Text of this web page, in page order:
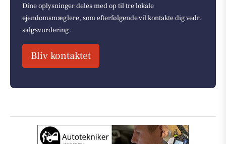
Dine oplysninger deles med op til tre lokale
ejendomsmæglere, som efterfølgende vil kontakte dig vedr.
salgsvurdering.
Bliv kontaktet